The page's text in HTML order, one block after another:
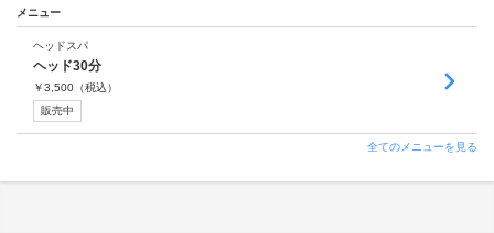
メニュー
ヘッドスパ
ヘッド30分
￥3,500 （税込）
販売中
全てのメニューを見る